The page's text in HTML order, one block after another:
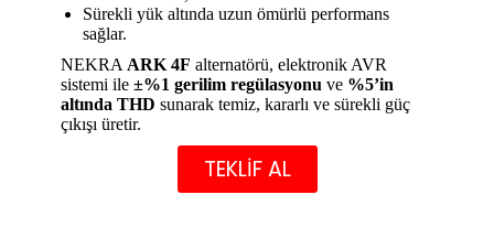
Sürekli yük altında uzun ömürlü performans
sağlar.
NEKRA ARK 4F alternatörü, elektronik AVR
sistemi ile ±%1 gerilim regülasyonu ve %5’in
altında THD sunarak temiz, kararlı ve sürekli güç
çıkışı üretir.
TEKLİF AL